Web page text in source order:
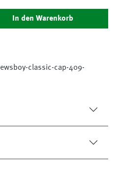
den gewünschten Wert
In den Warenkorb
classic-cap-409-